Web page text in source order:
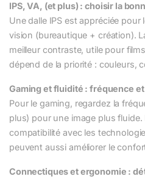
IPS, VA, (et plus) : choisir la
Une dalle IPS est appréciée
vision (bureautique + création).
meilleur contraste, utile pour
dépend de la priorité : couleurs,
Gaming et fluidité : fréquence
Pour le gaming, regardez la
plus) pour une image plus
compatibilité avec les
peuvent aussi améliorer le
Connectiques et ergonomie :